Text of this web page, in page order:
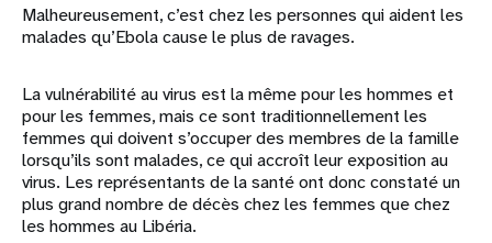
Malheureusement, c’est chez les personnes qui aident les
malades qu’Ebola cause le plus de ravages.
La vulnérabilité au virus est la même pour les hommes et
pour les femmes, mais ce sont traditionnellement les
femmes qui doivent s’occuper des membres de la famille
lorsqu’ils sont malades, ce qui accroît leur exposition au
virus. Les représentants de la santé ont donc constaté un
plus grand nombre de décès chez les femmes que chez
les hommes au Libéria.